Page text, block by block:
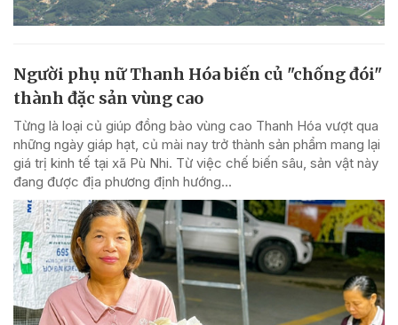
Người phụ nữ Thanh Hóa biến củ "chống đói"
thành đặc sản vùng cao
Từng là loại củ giúp đồng bào vùng cao Thanh Hóa vượt qua
những ngày giáp hạt, củ mài nay trở thành sản phẩm mang lại
giá trị kinh tế tại xã Pù Nhi. Từ việc chế biến sâu, sản vật này
đang được địa phương định hướng...